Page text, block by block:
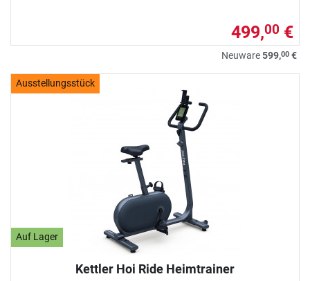
499,00 €
Neuware599,00 €
Ausstellungsstück
Auf Lager
Kettler Hoi Ride Heimtrainer